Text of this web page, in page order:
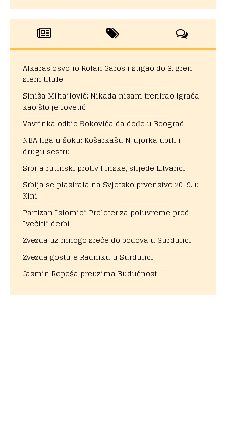
Alkaras osvojio Rolan Garos i stigao do 3. gren
slem titule
Siniša Mihajlović: Nikada nisam trenirao igrača
kao što je Jovetić
Vavrinka odbio Đokovića da dođe u Beograd
NBA liga u šoku: Košarkašu Njujorka ubili i
drugu sestru
Srbija rutinski protiv Finske, slijede Litvanci
Srbija se plasirala na Svjetsko prvenstvo 2019. u
Kini
Partizan “slomio” Proleter za poluvreme pred
“večiti” derbi
Zvezda uz mnogo sreće do bodova u Surdulici
Zvezda gostuje Radniku u Surdulici
Jasmin Repeša preuzima Budućnost